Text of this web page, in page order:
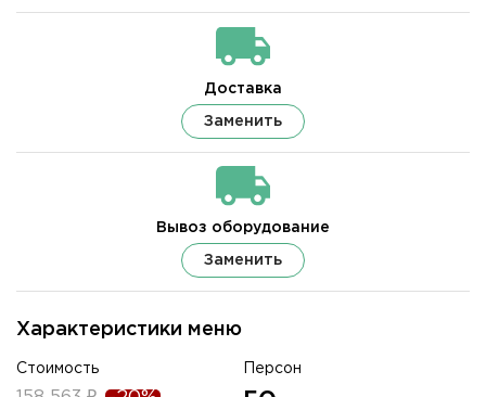
Характеристики меню
Стоимость Персон
Доставка
Заменить
Вывоз оборудование
Заменить